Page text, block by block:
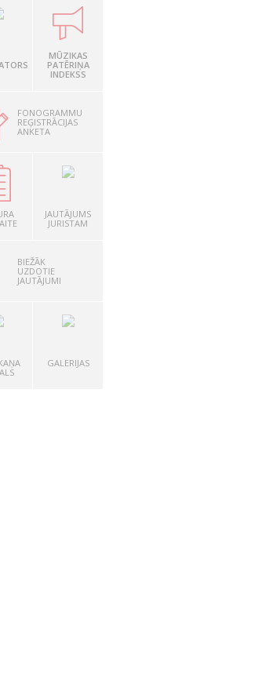
MŪZIKAS
PATĒRIŅA
INDEKSS
FONOGRAMMU
REĢISTRĀCIJAS
ANKETA
JAUTĀJUMS
JURISTAM
BIEŽĀK
UZDOTIE
JAUTĀJUMI
GALERIJAS